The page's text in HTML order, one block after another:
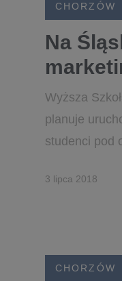
CHORZÓW
Na
Wyższa
planuje
studenci pod
3 lipca 2018
CHORZÓW